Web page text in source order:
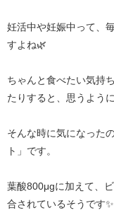
妊活中や妊娠中って、
すよね🌿
ちゃんと食べたい気持
たりすると、思うよう
そんな時に気になった
ト」です。
葉酸800μgに加えて、
合されているそうです✨